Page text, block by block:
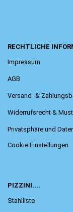
RECHTLICHE
Impressum
AGB
Versand- &
Widerrufsrecht &
Privatsphäre und
Cookie Einstellungen
PIZZINI....
Stahlliste